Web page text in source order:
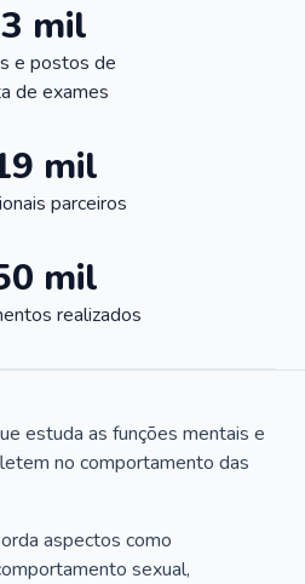
mil
e postos de
de exames
mil
parceiros
mil
realizados
estuda as funções mentais e
no comportamento das
aspectos como
sexual,